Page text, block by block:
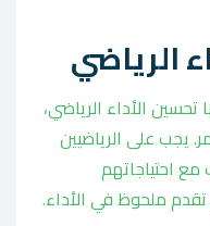
الرياضي
الأداء الرياضي،
يجب على الرياضيين
مع احتياجاتهم
ملحوظ في الأداء.